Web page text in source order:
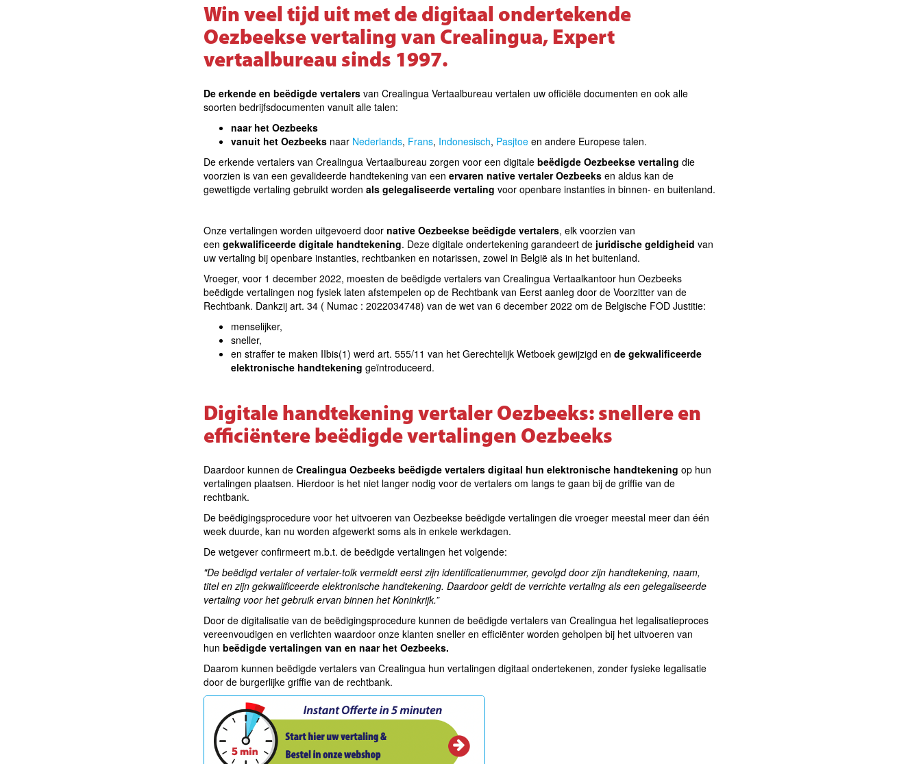
Win veel tijd uit met de digitaal ondertekende
Oezbeekse vertaling van Crealingua, Expert
vertaalbureau sinds 1997.
De erkende en beëdigde vertalers van Crealingua Vertaalbureau vertalen uw officiële documenten en ook alle
soorten bedrijfsdocumenten vanuit alle talen:
naar het Oezbeeks
vanuit het Oezbeeks naar Nederlands, Frans, Indonesisch, Pasjtoe en andere Europese talen.
De erkende vertalers van Crealingua Vertaalbureau zorgen voor een digitale beëdigde Oezbeekse vertaling die
voorzien is van een gevalideerde handtekening van een ervaren native vertaler Oezbeeks en aldus kan de
gewettigde vertaling gebruikt worden als gelegaliseerde vertaling voor openbare instanties in binnen- en buitenland.
Onze vertalingen worden uitgevoerd door native Oezbeekse beëdigde vertalers, elk voorzien van
een gekwalificeerde digitale handtekening. Deze digitale ondertekening garandeert de juridische geldigheid van
uw vertaling bij openbare instanties, rechtbanken en notarissen, zowel in België als in het buitenland.
Vroeger, voor 1 december 2022, moesten de beëdigde vertalers van Crealingua Vertaalkantoor hun Oezbeeks
beëdigde vertalingen nog fysiek laten afstempelen op de Rechtbank van Eerst aanleg door de Voorzitter van de
Rechtbank. Dankzij art. 34 ( Numac : 2022034748) van de wet van 6 december 2022 om de Belgische FOD Justitie:
menselijker,
sneller,
en straffer te maken IIbis(1) werd art. 555/11 van het Gerechtelijk Wetboek gewijzigd en de gekwalificeerde
elektronische handtekening geïntroduceerd.
Digitale handtekening vertaler Oezbeeks: snellere en
efficiëntere beëdigde vertalingen Oezbeeks
Daardoor kunnen de Crealingua Oezbeeks beëdigde vertalers digitaal hun elektronische handtekening op hun
vertalingen plaatsen. Hierdoor is het niet langer nodig voor de vertalers om langs te gaan bij de griffie van de
rechtbank.
De beëdigingsprocedure voor het uitvoeren van Oezbeekse beëdigde vertalingen die vroeger meestal meer dan één
week duurde, kan nu worden afgewerkt soms als in enkele werkdagen.
De wetgever confirmeert m.b.t. de beëdigde vertalingen het volgende:
"De beëdigd vertaler of vertaler-tolk vermeldt eerst zijn identificatienummer, gevolgd door zijn handtekening, naam,
titel en zijn gekwalificeerde elektronische handtekening. Daardoor geldt de verrichte vertaling als een gelegaliseerde
vertaling voor het gebruik ervan binnen het Koninkrijk.”
Door de digitalisatie van de beëdigingsprocedure kunnen de beëdigde vertalers van Crealingua het legalisatieproces
vereenvoudigen en verlichten waardoor onze klanten sneller en efficiënter worden geholpen bij het uitvoeren van
hun beëdigde vertalingen van en naar het Oezbeeks.
Daarom kunnen beëdigde vertalers van Crealingua hun vertalingen digitaal ondertekenen, zonder fysieke legalisatie
door de burgerlijke griffie van de rechtbank.